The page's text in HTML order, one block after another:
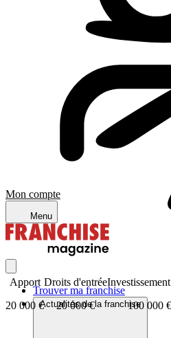
Mon compte
Menu
Trouver ma franchise
Actualités de la franchise
Apport
20 000 €
Droits d'entrée
20 000 €
100 000 €